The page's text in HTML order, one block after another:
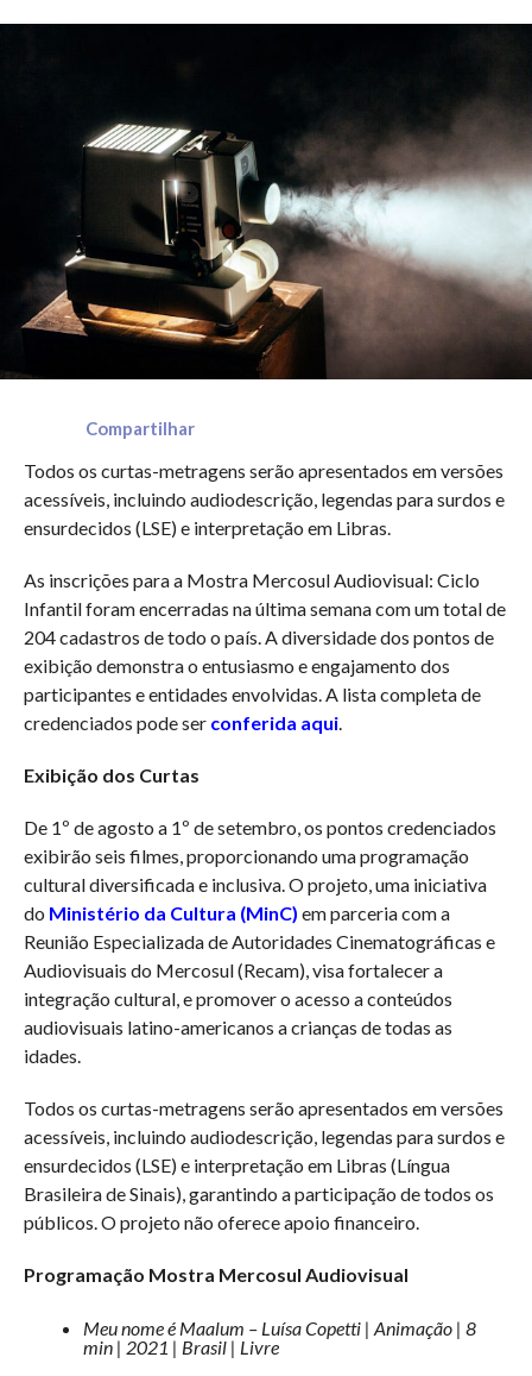
Compartilhar
Todos os curtas-metragens serão apresentados em versões
acessíveis, incluindo audiodescrição, legendas para surdos e
ensurdecidos (LSE) e interpretação em Libras.
As inscrições para a Mostra Mercosul Audiovisual: Ciclo
Infantil foram encerradas na última semana com um total de
204 cadastros de todo o país. A diversidade dos pontos de
exibição demonstra o entusiasmo e engajamento dos
participantes e entidades envolvidas. A lista completa de
credenciados pode ser conferida aqui.
Exibição dos Curtas
De 1º de agosto a 1º de setembro, os pontos credenciados
exibirão seis filmes, proporcionando uma programação
cultural diversificada e inclusiva. O projeto, uma iniciativa
do Ministério da Cultura (MinC) em parceria com a
Reunião Especializada de Autoridades Cinematográficas e
Audiovisuais do Mercosul (Recam), visa fortalecer a
integração cultural, e promover o acesso a conteúdos
audiovisuais latino-americanos a crianças de todas as
idades.
Todos os curtas-metragens serão apresentados em versões
acessíveis, incluindo audiodescrição, legendas para surdos e
ensurdecidos (LSE) e interpretação em Libras (Língua
Brasileira de Sinais), garantindo a participação de todos os
públicos. O projeto não oferece apoio financeiro.
Programação Mostra Mercosul Audiovisual
Meu nome é Maalum – Luísa Copetti | Animação | 8
min | 2021 | Brasil | Livre